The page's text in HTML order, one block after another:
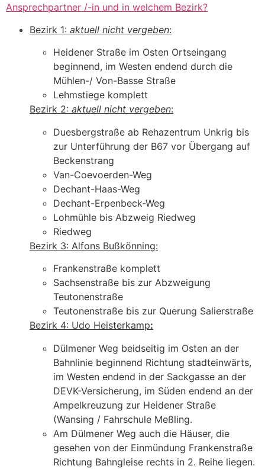
Ansprechpartner /-in und in welchem Bezirk?
Bezirk 1: aktuell nicht vergeben:
Heidener Straße im Osten Ortseingang
beginnend, im Westen endend durch die
Mühlen-/ Von-Basse Straße
Lehmstiege komplett
Bezirk 2: aktuell nicht vergeben:
Duesbergstraße ab Rehazentrum Unkrig bis
zur Unterführung der B67 vor Übergang auf
Beckenstrang
Van-Coevoerden-Weg
Dechant-Haas-Weg
Dechant-Erpenbeck-Weg
Lohmühle bis Abzweig Riedweg
Riedweg
Bezirk 3: Alfons Bußkönning:
Frankenstraße komplett
Sachsenstraße bis zur Abzweigung
Teutonenstraße
Teutonenstraße bis zur Querung Salierstraße
Bezirk 4: Udo Heisterkamp:
Dülmener Weg beidseitig im Osten an der
Bahnlinie beginnend Richtung stadteinwärts,
im Westen endend in der Sackgasse an der
DEVK-Versicherung, im Süden endend an der
Ampelkreuzung zur Heidener Straße
(Wansing / Fahrschule Meßling.
Am Dülmener Weg auch die Häuser, die
gesehen von der Einmündung Frankenstraße
Richtung Bahngleise rechts in 2. Reihe liegen.